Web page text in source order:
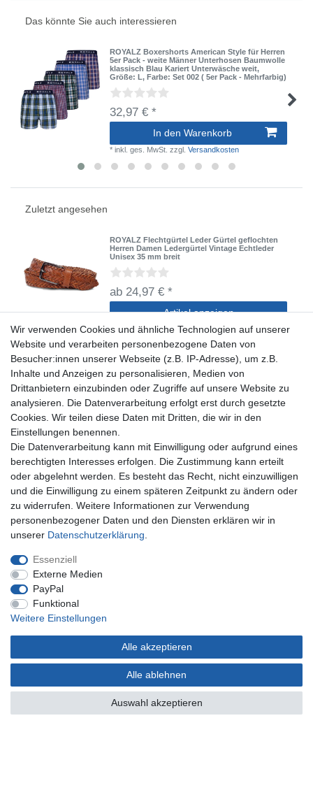
Das könnte Sie auch interessieren
ROYALZ Boxershorts American Style für Herren
5er Pack - weite Männer Unterhosen Baumwolle
klassisch Blau Kariert Unterwäsche weit,
Größe: L, Farbe: Set 002 ( 5er Pack - Mehrfarbig)
32,97 € *
In den Warenkorb
*inkl. ges. MwSt. zzgl.Versandkosten
Zuletzt angesehen
ROYALZ Flechtgürtel Leder Gürtel geflochten
Herren Damen Ledergürtel Vintage Echtleder
Unisex 35 mm breit
ab 24,97 € *
Artikel anzeigen
*inkl. ges. MwSt.zzgl.Versandkosten
Shop
Zahlung und Versand
Widerrufsrecht
Hilfe
Mein Konto
AGB Kundeninformationen
Impressum
Zahlung und Versand
Wir verwenden Cookies und ähnliche Technologien auf unserer
Website und verarbeiten personenbezogene Daten von
Besucher:innen unserer Webseite (z.B. IP-Adresse), um z.B.
Inhalte und Anzeigen zu personalisieren, Medien von
Drittanbietern einzubinden oder Zugriffe auf unsere Website zu
analysieren. Die Datenverarbeitung erfolgt erst durch gesetzte
Cookies. Wir teilen diese Daten mit Dritten, die wir in den
Einstellungen benennen.
Die Datenverarbeitung kann mit Einwilligung oder aufgrund eines
berechtigten Interesses erfolgen. Die Zustimmung kann erteilt
oder abgelehnt werden. Es besteht das Recht, nicht einzuwilligen
und die Einwilligung zu einem späteren Zeitpunkt zu ändern oder
zu widerrufen. Weitere Informationen zur Verwendung
personenbezogener Daten und den Diensten erklären wir in
unserer Daten­schutz­erklärung
Essenziell
Externe Medien
PayPal
Funktional
Weitere Einstellungen
Alle akzeptieren
Alle ablehnen
Auswahl akzeptieren